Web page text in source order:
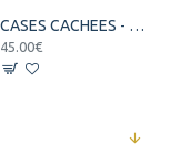
CASES CACHEES - LES MAISONS DE LA REUNION - VAISSE - HENNEQUET - BARAT - 1987
45.00€